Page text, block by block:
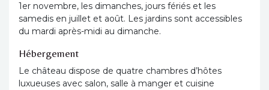
1er novembre, les dimanches, jours fériés et les
samedis en juillet et août. Les jardins sont accessibles
du mardi après-midi au dimanche.
Hébergement
Le château dispose de quatre chambres d’hôtes
luxueuses avec salon, salle à manger et cuisine